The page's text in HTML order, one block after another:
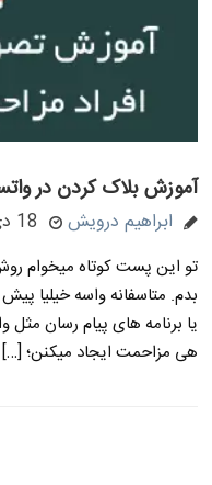
آموزش بلاک کردن در
ابراهیم درویش 18 دی 1398
تو این پست کوتاه میخوام
بدم. متاسفانه واسه خیلیا
یا برنامه های پیام رسان
هی مزاحمت ایجاد میکنن؛ […]